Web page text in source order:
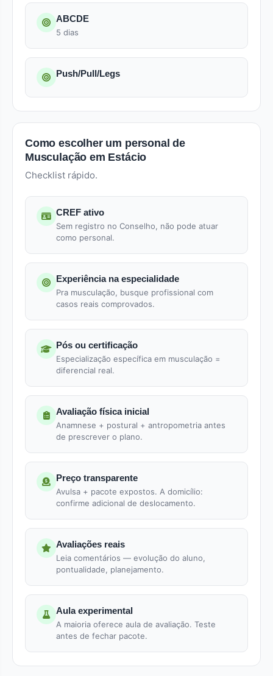
ABCDE
5 dias
Push/Pull/Legs
Como escolher um personal de
Musculação em Estácio
Checklist rápido.
CREF ativo
Sem registro no Conselho, não pode atuar
como personal.
Experiência na especialidade
Pra musculação, busque profissional com
casos reais comprovados.
Pós ou certificação
Especialização específica em musculação =
diferencial real.
Avaliação física inicial
Anamnese + postural + antropometria antes
de prescrever o plano.
Preço transparente
Avulsa + pacote expostos. A domicílio:
confirme adicional de deslocamento.
Avaliações reais
Leia comentários — evolução do aluno,
pontualidade, planejamento.
Aula experimental
A maioria oferece aula de avaliação. Teste
antes de fechar pacote.